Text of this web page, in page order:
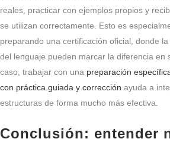
reales, practicar con ejemplos propios y
se utilizan correctamente. Esto es
preparando una certificación oficial, donde
del lenguaje pueden marcar la diferencia en
caso, trabajar con una preparación
con práctica guiada y corrección ayuda a
estructuras de forma mucho más efectiva.
Conclusión: entender